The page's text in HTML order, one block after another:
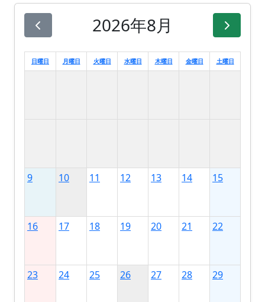
2026年8月
日曜日 月曜日 火曜日 水曜日 木曜日 金曜日 土曜日
9 10 11 12 13 14 15
16 17 18 19 20 21 22
23 24 25 26 27 28 29